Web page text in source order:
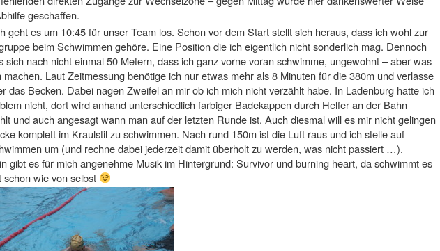
geschaffen.
geht es um 10:45 für unser Team los. Schon vor dem Start stellt sich heraus, dass ich wohl zur
beim Schwimmen gehöre. Eine Position die ich eigentlich nicht sonderlich mag. Dennoch
sich nach nicht einmal 50 Metern, dass ich ganz vorne voran schwimme, ungewohnt – aber was
machen. Laut Zeitmessung benötige ich nur etwas mehr als 8 Minuten für die 380m und verlasse
das Becken. Dabei nagen Zweifel an mir ob ich mich nicht verzählt habe. In Ladenburg hatte ich
nicht, dort wird anhand unterschiedlich farbiger Badekappen durch Helfer an der Bahn
und auch angesagt wann man auf der letzten Runde ist. Auch diesmal will es mir nicht gelingen
komplett im Kraulstil zu schwimmen. Nach rund 150m ist die Luft raus und ich stelle auf
um (und rechne dabei jederzeit damit überholt zu werden, was nicht passiert …).
gibt es für mich angenehme Musik im Hintergrund: Survivor und burning heart, da schwimmt es
schon wie von selbst